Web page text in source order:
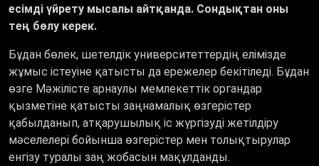
есімді үйрету мысалы айтқанда. Сондықтан оны
тең бөлу керек.
Бұдан бөлек, шетелдік университеттердің елімізде
жұмыс істеуіне қатысты да ережелер бекітіледі. Бұдан
өзге Мәжілісте арнаулы мемлекеттік органдар
қызметіне қатысты заңнамалық өзгерістер
қабылданып, атқарушылық іс жүргізуді жетілдіру
мәселелері бойынша өзгерістер мен толықтырулар
енгізу туралы заң жобасын мақұлданды.